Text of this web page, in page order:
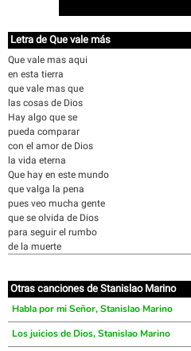
Letra de Que vale más
Que vale mas aqui
en esta tierra
que vale mas que
las cosas de Dios
Hay algo que se
pueda comparar
con el amor de Dios
la vida eterna
Que hay en este mundo
que valga la pena
pues veo mucha gente
que se olvida de Dios
para seguir el rumbo
de la muerte
Otras canciones de Stanislao Marino
Habla por mi Señor, Stanislao Marino
Los juicios de Dios, Stanislao Marino